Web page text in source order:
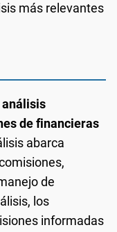
más relevantes
análisis
de financieras
abarca
de
los
informadas